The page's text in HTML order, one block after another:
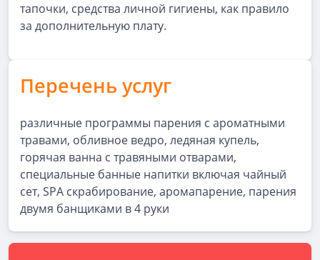
тапочки, средства личной гигиены, как правило
за дополнительную плату.
Перечень услуг
различные программы парения с ароматными
травами, обливное ведро, ледяная купель,
горячая ванна с травяными отварами,
специальные банные напитки включая чайный
сет, SPA скрабирование, аромапарение, парения
двумя банщиками в 4 руки